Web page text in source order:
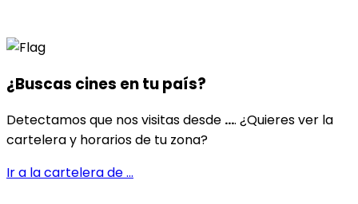
¿Buscas cines entu país?
Detectamos que nos visitas desde .... ¿Quieres ver la
cartelera y horarios de tu zona?
Ir a la cartelera de...